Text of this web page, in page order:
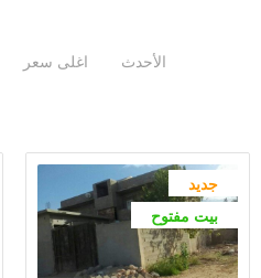
الأحدث اغلى سعر
جديد
بيت مفتوح